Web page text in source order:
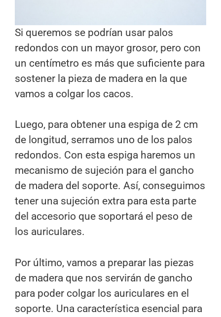
Si queremos se podrían usar palos
redondos con un mayor grosor, pero con
un centímetro es más que suficiente para
sostener la pieza de madera en la que
vamos a colgar los cacos.
Luego, para obtener una espiga de 2 cm
de longitud, serramos uno de los palos
redondos. Con esta espiga haremos un
mecanismo de sujeción para el gancho
de madera del soporte. Así, conseguimos
tener una sujeción extra para esta parte
del accesorio que soportará el peso de
los auriculares.
Por último, vamos a preparar las piezas
de madera que nos servirán de gancho
para poder colgar los auriculares en el
soporte. Una característica esencial para